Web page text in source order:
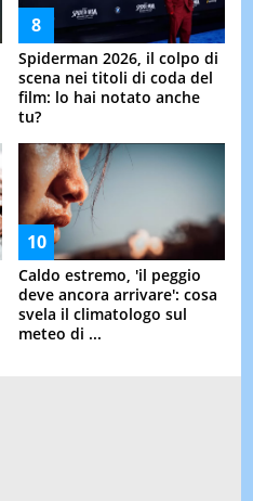
Spiderman 2026, il colpo di
scena nei titoli di coda del
film: lo hai notato anche
tu?
Caldo estremo, 'il peggio
deve ancora arrivare': cosa
svela il climatologo sul
meteo di ...